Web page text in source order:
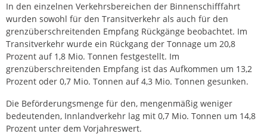
In den einzelnen Verkehrsbereichen der Binnenschifffahrt
wurden sowohl für den Transitverkehr als auch für den
grenzüberschreitenden Empfang Rückgänge beobachtet. Im
Transitverkehr wurde ein Rückgang der Tonnage um 20,8
Prozent auf 1,8 Mio. Tonnen festgestellt. Im
grenzüberschreitenden Empfang ist das Aufkommen um 13,2
Prozent oder 0,7 Mio. Tonnen auf 4,3 Mio. Tonnen gesunken.
Die Beförderungsmenge für den, mengenmäßig weniger
bedeutenden, Innlandverkehr lag mit 0,7 Mio. Tonnen um 14,8
Prozent unter dem Vorjahreswert.